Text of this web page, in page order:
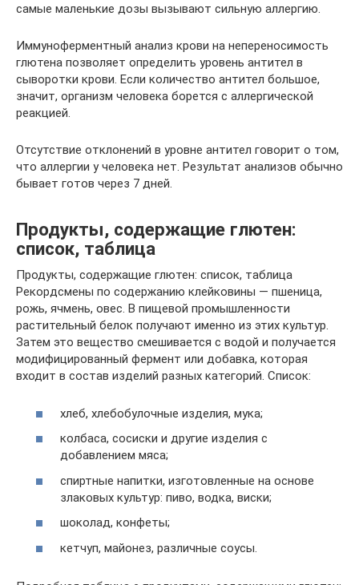
самые маленькие дозы вызывают сильную аллергию.
Иммуноферментный анализ крови на непереносимость
глютена позволяет определить уровень антител в
сыворотки крови. Если количество антител большое,
значит, организм человека борется с аллергической
реакцией.
Отсутствие отклонений в уровне антител говорит о том,
что аллергии у человека нет. Результат анализов обычно
бывает готов через 7 дней.
Продукты, содержащие глютен:
список, таблица
Продукты, содержащие глютен: список, таблица
Рекордсмены по содержанию клейковины — пшеница,
рожь, ячмень, овес. В пищевой промышленности
растительный белок получают именно из этих культур.
Затем это вещество смешивается с водой и получается
модифицированный фермент или добавка, которая
входит в состав изделий разных категорий. Список:
хлеб, хлебобулочные изделия, мука;
колбаса, сосиски и другие изделия с
добавлением мяса;
спиртные напитки, изготовленные на основе
злаковых культур: пиво, водка, виски;
шоколад, конфеты;
кетчуп, майонез, различные соусы.